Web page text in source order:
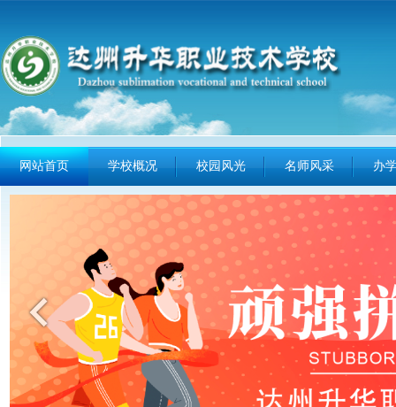
网站首页 学校概况 校园风光 名师风采 办